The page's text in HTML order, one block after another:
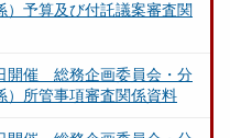
）予算及び付託議案審査関
開催 総務企画委員会・分
）所管事項審査関係資料